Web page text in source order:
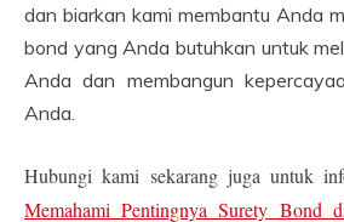
dan biarkan kami membantu Anda
bond yang Anda butuhkan untuk
Anda dan membangun
Anda.
Hubungi kami sekarang juga untuk
Memahami Pentingnya Surety Bond